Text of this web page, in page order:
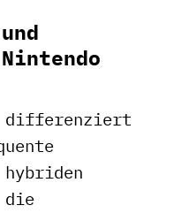
differenziert
die